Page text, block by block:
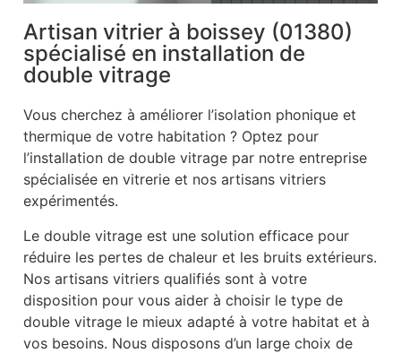
Artisan vitrier à boissey (01380)
spécialisé en installation de
double vitrage
Vous cherchez à améliorer l’isolation phonique et
thermique de votre habitation ? Optez pour
l’installation de double vitrage par notre entreprise
spécialisée en vitrerie et nos artisans vitriers
expérimentés.
Le double vitrage est une solution efficace pour
réduire les pertes de chaleur et les bruits extérieurs.
Nos artisans vitriers qualifiés sont à votre
disposition pour vous aider à choisir le type de
double vitrage le mieux adapté à votre habitat et à
vos besoins. Nous disposons d’un large choix de